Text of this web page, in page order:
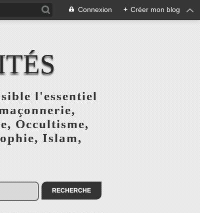
Connexion + Créer mon blog
l'essentiel
Occultisme,
Islam,